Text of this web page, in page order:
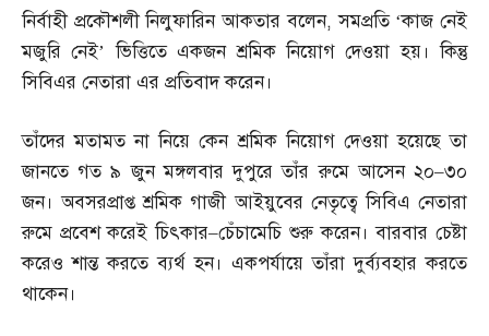
নির্বাহী প্রকৌশলী নিলুফারিন আকতার বলেন,সমপ্রতি ‘কাজ নেই
মজুরি নেই’ ভিত্তিতে একজন শ্রমিক নিয়োগ দেওয়া হয়। কিন্তু
সিবিএর নেতারা এর প্রতিবাদ করেন।
তাঁদের মতামত না নিয়ে কেন শ্রমিক নিয়োগ দেওয়া হয়েছে তা
জানতে গত ৯ জুন মঙ্গলবার দুপুরে তাঁর রুমে আসেন ২০–৩০
জন। অবসরপ্রাপ্ত শ্রমিক গাজী আইয়ুবের নেতৃত্বে সিবিএ নেতারা
রুমে প্রবেশ করেই চিৎকার–চেঁচামেচি শুরু করেন। বারবার চেষ্টা
করেও শান্ত করতে ব্যর্থ হন। একপর্যায়ে তাঁরা দুর্ব্যবহার করতে
থাকেন।